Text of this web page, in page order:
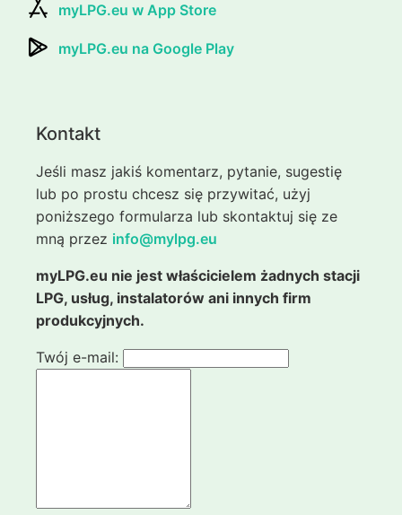
myLPG.eu w App Store
myLPG.eu na Google Play
Kontakt
Jeśli masz jakiś komentarz, pytanie, sugestię
lub po prostu chcesz się przywitać, użyj
poniższego formularza lub skontaktuj się ze
mną przez info@mylpg.eu
myLPG.eu nie jest właścicielem żadnych stacji
LPG, usług, instalatorów ani innych firm
produkcyjnych.
Twój e-mail: